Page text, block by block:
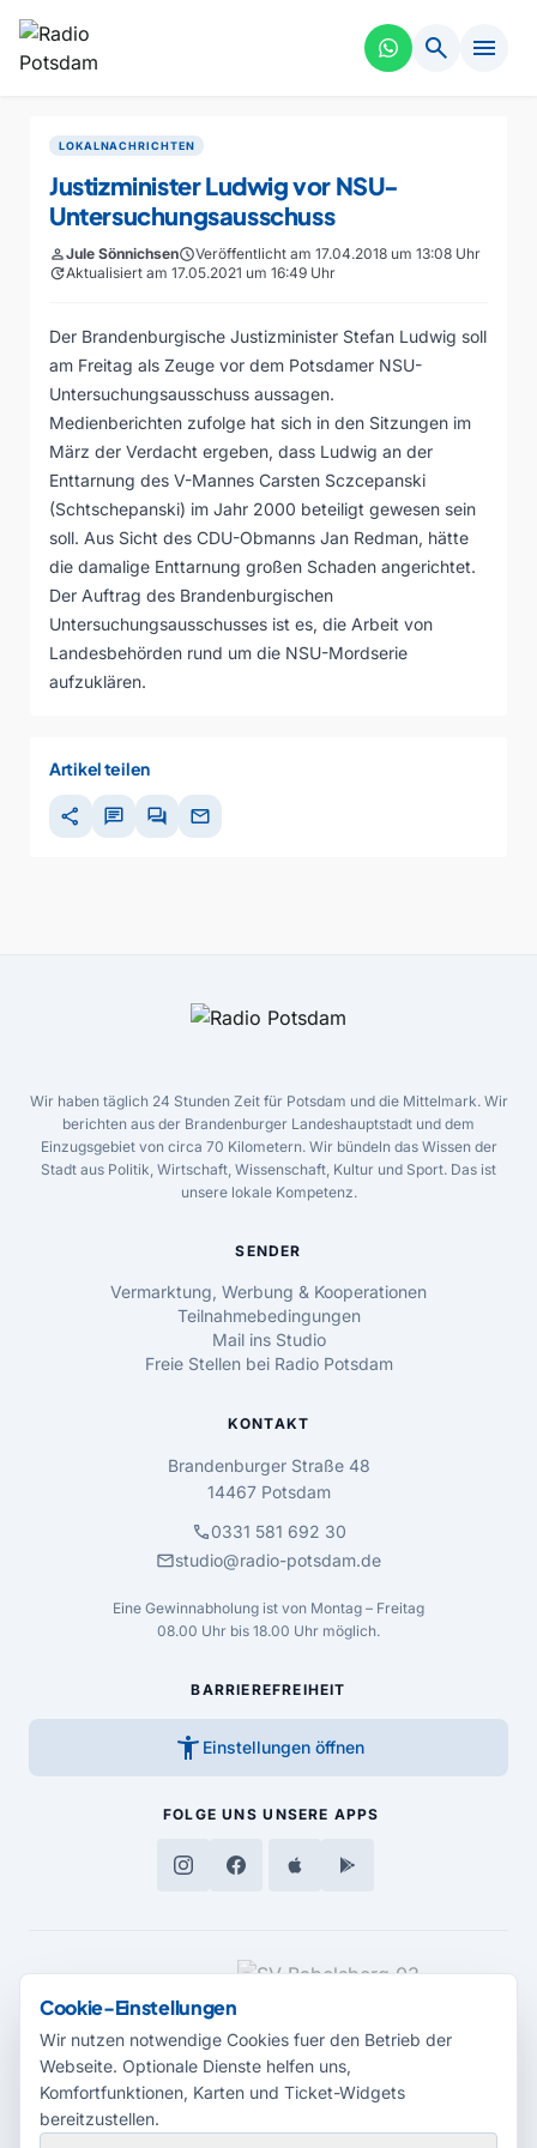
search menu
LOKALNACHRICHTEN
Justizminister Ludwig vor NSU-
Untersuchungsausschuss
personJule SönnichsenscheduleVeröffentlicht am 17.04.2018 um 13:08 Uhr
updateAktualisiert am 17.05.2021 um 16:49 Uhr
Der Brandenburgische Justizminister Stefan Ludwig soll
am Freitag als Zeuge vor dem Potsdamer NSU-
Untersuchungsausschuss aussagen.
Medienberichten zufolge hat sich in den Sitzungen im
März der Verdacht ergeben, dass Ludwig an der
Enttarnung des V-Mannes Carsten Sczcepanski
(Schtschepanski) im Jahr 2000 beteiligt gewesen sein
soll. Aus Sicht des CDU-Obmanns Jan Redman, hätte
die damalige Enttarnung großen Schaden angerichtet.
Der Auftrag des Brandenburgischen
Untersuchungsausschusses ist es, die Arbeit von
Landesbehörden rund um die NSU-Mordserie
aufzuklären.
Artikel teilen
share chat forum mail
Wir haben täglich 24 Stunden Zeit für Potsdam und die Mittelmark. Wir
berichten aus der Brandenburger Landeshauptstadt und dem
Einzugsgebiet von circa 70 Kilometern. Wir bündeln das Wissen der
Stadt aus Politik, Wirtschaft, Wissenschaft, Kultur und Sport. Das ist
unsere lokale Kompetenz.
SENDER
Vermarktung, Werbung & Kooperationen
Teilnahmebedingungen
Mail ins Studio
Freie Stellen bei Radio Potsdam
KONTAKT
Brandenburger Straße 48
14467 Potsdam
call0331 581 692 30
mailstudio@radio-potsdam.de
Eine Gewinnabholung ist von Montag – Freitag
08.00 Uhr bis 18.00 Uhr möglich.
BARRIEREFREIHEIT
accessibility_new Einstellungen öffnen
FOLGE UNS UNSERE APPS
MEDIENPARTNER
Cookie-Einstellungen
Wir nutzen notwendige Cookies fuer den Betrieb der
Webseite. Optionale Dienste helfen uns,
Komfortfunktionen, Karten und Ticket-Widgets
bereitzustellen.